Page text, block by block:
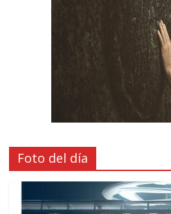
Foto del día